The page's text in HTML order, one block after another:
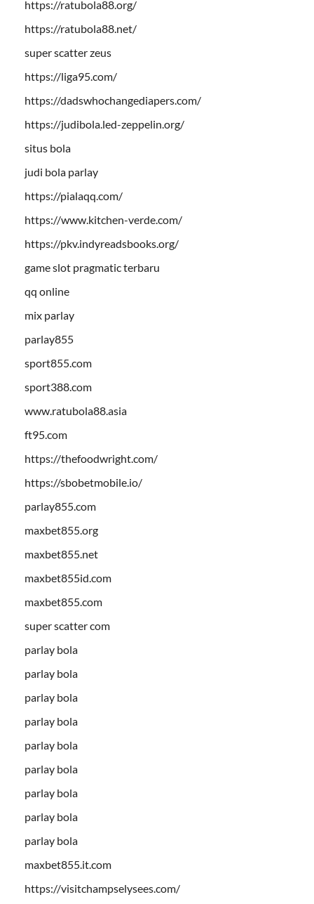
https://ratubola88.org/
https://ratubola88.net/
super scatter zeus
https://liga95.com/
https://dadswhochangediapers.com/
https://judibola.led-zeppelin.org/
situs bola
judi bola parlay
https://pialaqq.com/
https://www.kitchen-verde.com/
https://pkv.indyreadsbooks.org/
game slot pragmatic terbaru
qq online
mix parlay
parlay855
sport855.com
sport388.com
www.ratubola88.asia
ft95.com
https://thefoodwright.com/
https://sbobetmobile.io/
parlay855.com
maxbet855.org
maxbet855.net
maxbet855id.com
maxbet855.com
super scatter com
parlay bola
parlay bola
parlay bola
parlay bola
parlay bola
parlay bola
parlay bola
parlay bola
parlay bola
maxbet855.it.com
https://visitchampselysees.com/